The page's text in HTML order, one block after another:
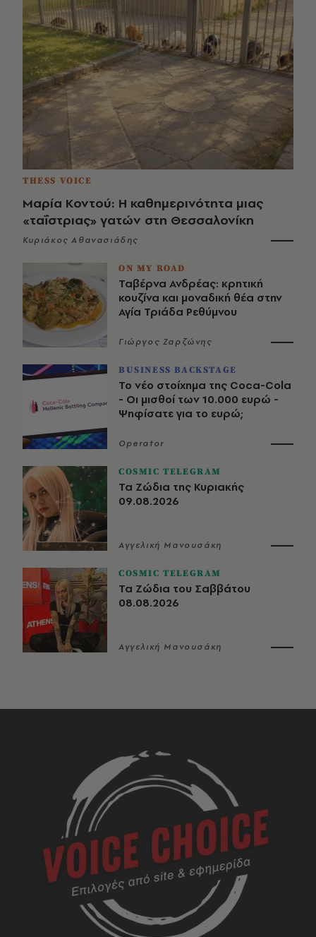
THESS VOICE
Μαρία Κοντού: Η καθημερινότητα μιας
«ταΐστριας» γατών στη Θεσσαλονίκη
Κυριάκος Αθανασιάδης
ON MY ROAD
Ταβέρνα Ανδρέας: κρητική
κουζίνα και μοναδική θέα στην
Αγία Τριάδα Ρεθύμνου
Γιώργος Ζαρζώνης
BUSINESS BACKSTAGE
Το νέο στοίχημα της Coca-Cola
- Οι μισθοί των 10.000 ευρώ -
Ψηφίσατε για το ευρώ;
Operator
COSMIC TELEGRAM
Τα Ζώδια της Κυριακής
09.08.2026
Αγγελική Μανουσάκη
COSMIC TELEGRAM
Τα Ζώδια του Σαββάτου
08.08.2026
Αγγελική Μανουσάκη